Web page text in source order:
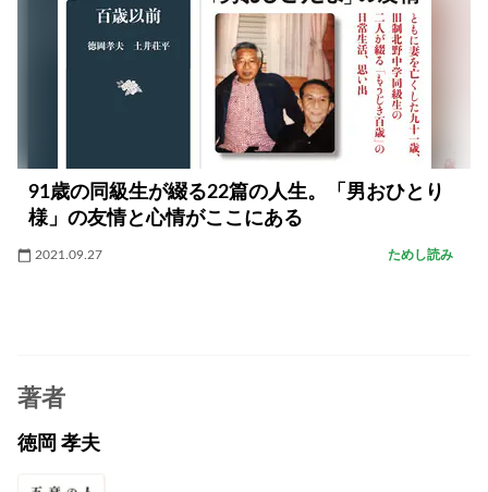
91歳の同級生が綴る22篇の人生。「男おひとり
様」の友情と心情がここにある
2021.09.27 ためし読み
著者
徳岡 孝夫